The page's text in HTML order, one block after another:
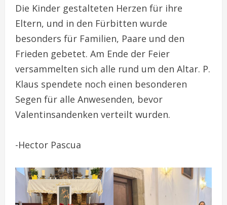
Die Kinder gestalteten Herzen für ihre
Eltern, und in den Fürbitten wurde
besonders für Familien, Paare und den
Frieden gebetet. Am Ende der Feier
versammelten sich alle rund um den Altar. P.
Klaus spendete noch einen besonderen
Segen für alle Anwesenden, bevor
Valentinsandenken verteilt wurden.
-Hector Pascua